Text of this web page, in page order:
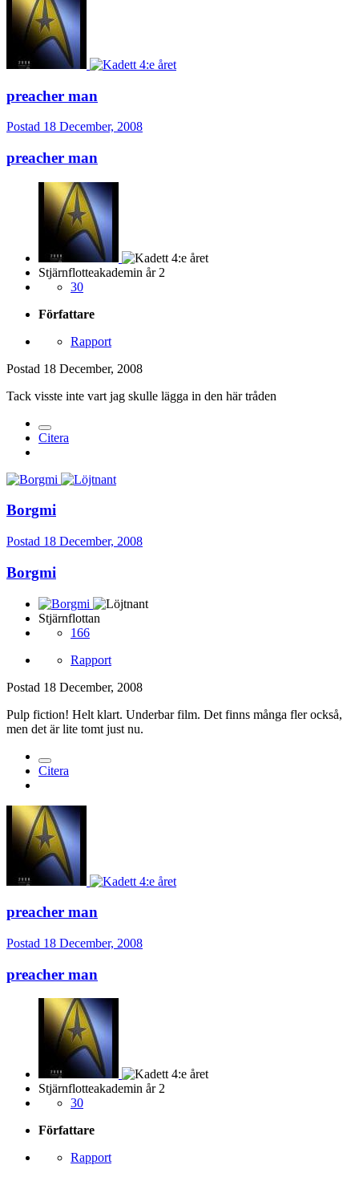
preacher man
Postad 18 December, 2008
preacher man
Stjärnflotteakademin år 2
30
Författare
Rapport
Postad 18 December, 2008
Tack visste inte vart jag skulle lägga in den här tråden
Citera
Borgmi
Postad 18 December, 2008
Borgmi
Stjärnflottan
166
Rapport
Postad 18 December, 2008
Pulp fiction! Helt klart. Underbar film. Det finns många fler också,
men det är lite tomt just nu.
Citera
preacher man
Postad 18 December, 2008
preacher man
Stjärnflotteakademin år 2
30
Författare
Rapport